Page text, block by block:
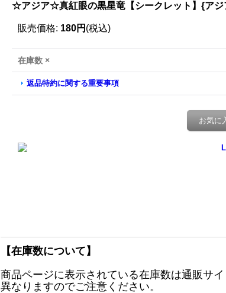
☆アジア☆真紅眼の黒星竜【シークレット】{アジ
販売価格: 180円 (税込)
在庫数 ×
返品特約に関する重要事項
お気に
【在庫数について】
商品ページに表示されている在庫数は通販サ
異なりますのでご注意ください。